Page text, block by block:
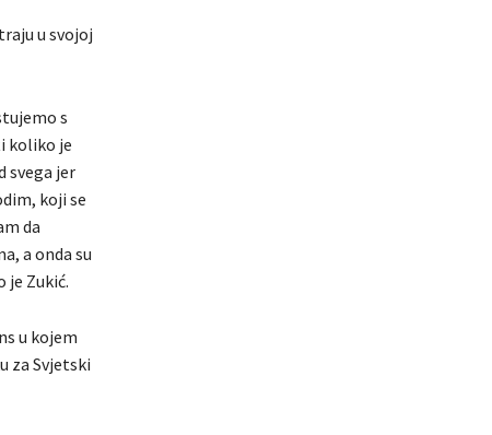
u svojoj
s
koliko je
svega jer
koji se
da
a onda su
je Zukić.
u kojem
za Svjetski